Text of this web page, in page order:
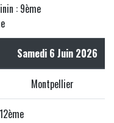
: 9ème
Samedi 6 Juin 2026
Montpellier